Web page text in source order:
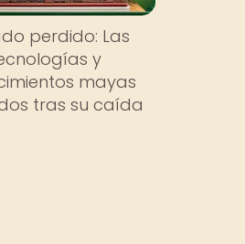
perdido: Las
y
mayas
tras su caída